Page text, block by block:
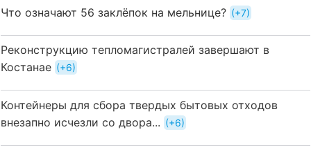
Что означают 56 заклёпок на мельнице? +7
Реконструкцию тепломагистралей завершают в
Костанае
+6
Контейнеры для сбора твердых бытовых отходов
внезапно исчезли со двора...
+6